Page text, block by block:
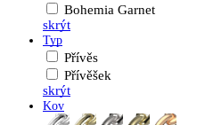
Bohemia Garnet
skrýt
Typ
Přívěs
Přívěšek
skrýt
Kov